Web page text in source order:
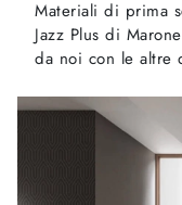
Materiali di prima
Jazz Plus di
da noi con le altre